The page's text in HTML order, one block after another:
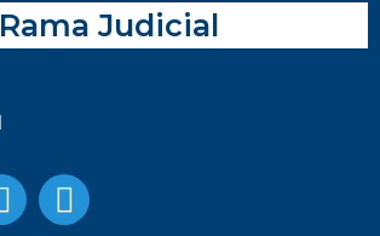
Rama Judicial